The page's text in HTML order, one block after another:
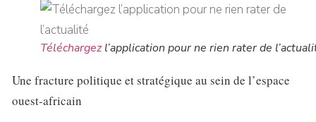
Téléchargezl’application pour ne rien rater de
Une fracture politique et stratégique au sein de l’espace
ouest-africain